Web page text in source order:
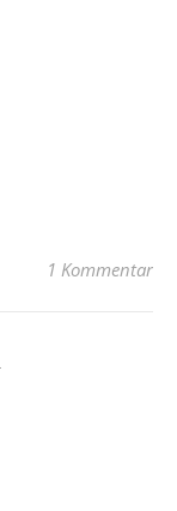
1 Kommentar